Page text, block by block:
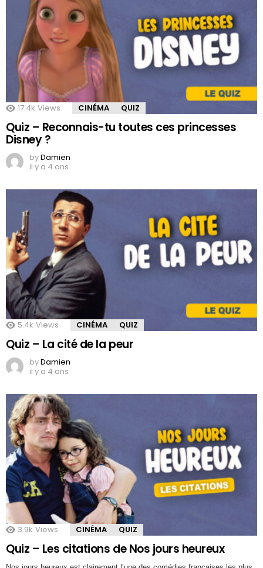
17.4k Views CINÉMA QUIZ
Quiz – Reconnais-tu toutes ces princesses
Disney ?
byDamien
il y a 4 ans
5.4k Views CINÉMA QUIZ
Quiz – La cité de la peur
byDamien
il y a 4 ans
3.9k Views CINÉMA QUIZ
Quiz – Les citations de Nos jours heureux